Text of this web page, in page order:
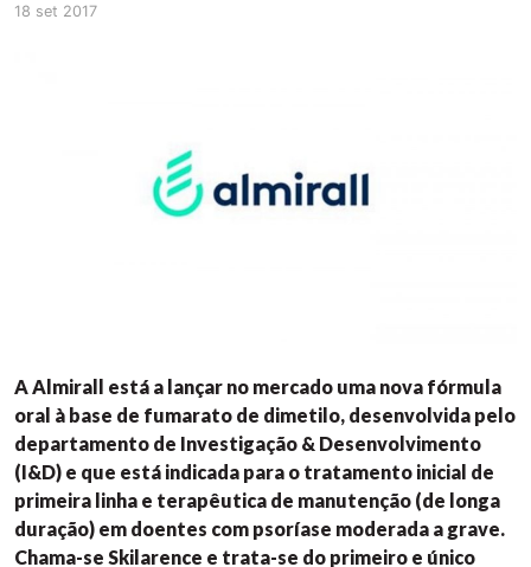
18 set 2017
A Almirall está a lançar no mercado uma nova fórmula
oral à base de fumarato de dimetilo, desenvolvida pelo
departamento de Investigação & Desenvolvimento
(I&D) e que está indicada para o tratamento inicial de
primeira linha e terapêutica de manutenção (de longa
duração) em doentes com psoríase moderada a grave.
Chama-se Skilarence e trata-se do primeiro e único